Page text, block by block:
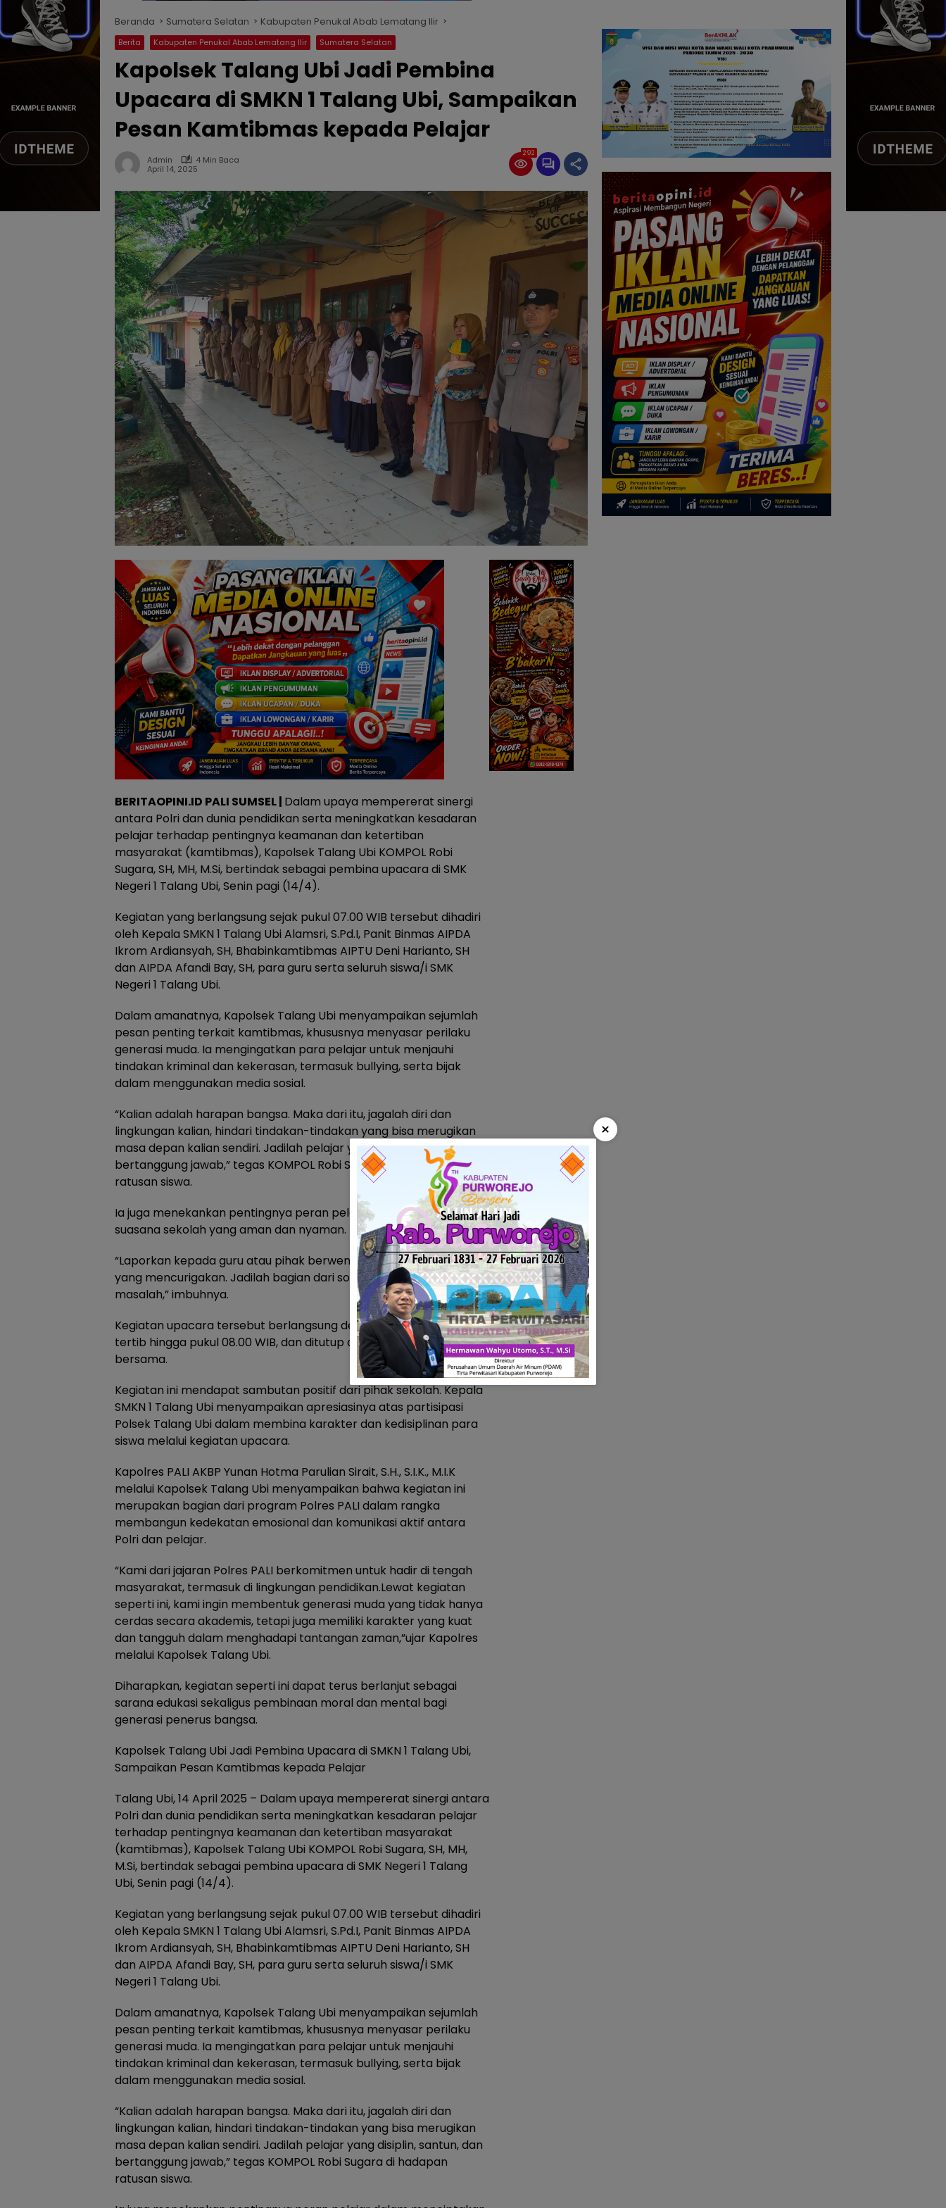
Beranda Sumatera Selatan Kabupaten Penukal Abab Lematang Ilir
Berita Kabupaten Penukal Abab Lematang Ilir Sumatera Selatan
Kapolsek Talang Ubi Jadi Pembina
Upacara di SMKN 1 Talang Ubi, Sampaikan
Pesan Kamtibmas kepada Pelajar
Admin
4 Min Baca
April 14, 2025
292
BERITAOPINI.ID PALI SUMSEL | Dalam upaya mempererat sinergi
antara Polri dan dunia pendidikan serta meningkatkan kesadaran
pelajar terhadap pentingnya keamanan dan ketertiban
masyarakat (kamtibmas), Kapolsek Talang Ubi KOMPOL Robi
Sugara, SH, MH, M.Si, bertindak sebagai pembina upacara di SMK
Negeri 1 Talang Ubi, Senin pagi (14/4).
Kegiatan yang berlangsung sejak pukul 07.00 WIB tersebut dihadiri
oleh Kepala SMKN 1 Talang Ubi Alamsri, S.Pd.I, Panit Binmas AIPDA
Ikrom Ardiansyah, SH, Bhabinkamtibmas AIPTU Deni Harianto, SH
dan AIPDA Afandi Bay, SH, para guru serta seluruh siswa/i SMK
Negeri 1 Talang Ubi.
Dalam amanatnya, Kapolsek Talang Ubi menyampaikan sejumlah
pesan penting terkait kamtibmas, khususnya menyasar perilaku
generasi muda. Ia mengingatkan para pelajar untuk menjauhi
tindakan kriminal dan kekerasan, termasuk bullying, serta bijak
dalam menggunakan media sosial.
“Kalian adalah harapan bangsa. Maka dari itu, jagalah diri dan
lingkungan kalian, hindari tindakan-tindakan yang bisa merugikan
masa depan kalian sendiri. Jadilah pelajar yang disiplin, santun, dan
bertanggung jawab,” tegas KOMPOL Robi Sugara di hadapan
ratusan siswa.
Ia juga menekankan pentingnya peran pelajar dalam menciptakan
suasana sekolah yang aman dan nyaman.
“Laporkan kepada guru atau pihak berwenang bila ada hal-hal
yang mencurigakan. Jadilah bagian dari solusi, bukan bagian dari
masalah,” imbuhnya.
Kegiatan upacara tersebut berlangsung dengan khidmat dan
tertib hingga pukul 08.00 WIB, dan ditutup dengan sesi foto
bersama.
Kegiatan ini mendapat sambutan positif dari pihak sekolah. Kepala
SMKN 1 Talang Ubi menyampaikan apresiasinya atas partisipasi
Polsek Talang Ubi dalam membina karakter dan kedisiplinan para
siswa melalui kegiatan upacara.
Kapolres PALI AKBP Yunan Hotma Parulian Sirait, S.H., S.I.K., M.I.K
melalui Kapolsek Talang Ubi menyampaikan bahwa kegiatan ini
merupakan bagian dari program Polres PALI dalam rangka
membangun kedekatan emosional dan komunikasi aktif antara
Polri dan pelajar.
“Kami dari jajaran Polres PALI berkomitmen untuk hadir di tengah
masyarakat, termasuk di lingkungan pendidikan.Lewat kegiatan
seperti ini, kami ingin membentuk generasi muda yang tidak hanya
cerdas secara akademis, tetapi juga memiliki karakter yang kuat
dan tangguh dalam menghadapi tantangan zaman,”ujar Kapolres
melalui Kapolsek Talang Ubi.
Diharapkan, kegiatan seperti ini dapat terus berlanjut sebagai
sarana edukasi sekaligus pembinaan moral dan mental bagi
generasi penerus bangsa.
Kapolsek Talang Ubi Jadi Pembina Upacara di SMKN 1 Talang Ubi,
Sampaikan Pesan Kamtibmas kepada Pelajar
Talang Ubi, 14 April 2025 – Dalam upaya mempererat sinergi antara
Polri dan dunia pendidikan serta meningkatkan kesadaran pelajar
terhadap pentingnya keamanan dan ketertiban masyarakat
(kamtibmas), Kapolsek Talang Ubi KOMPOL Robi Sugara, SH, MH,
M.Si, bertindak sebagai pembina upacara di SMK Negeri 1 Talang
Ubi, Senin pagi (14/4).
Kegiatan yang berlangsung sejak pukul 07.00 WIB tersebut dihadiri
oleh Kepala SMKN 1 Talang Ubi Alamsri, S.Pd.I, Panit Binmas AIPDA
Ikrom Ardiansyah, SH, Bhabinkamtibmas AIPTU Deni Harianto, SH
dan AIPDA Afandi Bay, SH, para guru serta seluruh siswa/i SMK
Negeri 1 Talang Ubi.
Dalam amanatnya, Kapolsek Talang Ubi menyampaikan sejumlah
pesan penting terkait kamtibmas, khususnya menyasar perilaku
generasi muda. Ia mengingatkan para pelajar untuk menjauhi
tindakan kriminal dan kekerasan, termasuk bullying, serta bijak
dalam menggunakan media sosial.
“Kalian adalah harapan bangsa. Maka dari itu, jagalah diri dan
lingkungan kalian, hindari tindakan-tindakan yang bisa merugikan
masa depan kalian sendiri. Jadilah pelajar yang disiplin, santun, dan
bertanggung jawab,” tegas KOMPOL Robi Sugara di hadapan
ratusan siswa.
×